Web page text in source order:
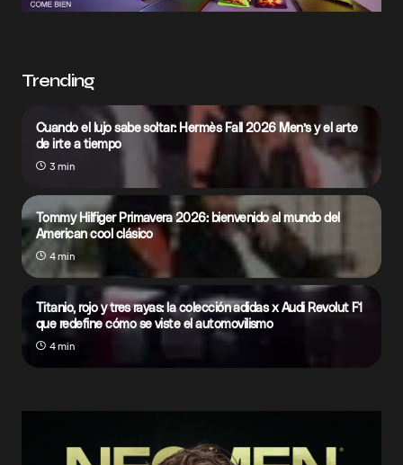
Trending
Cuando el lujo sabe soltar: Hermès Fall 2026 Men’s y el arte
de irte a tiempo
3 min
Tommy Hilfiger Primavera 2026: bienvenido al mundo del
American cool clásico
4 min
Titanio, rojo y tres rayas: la colección adidas x Audi Revolut F1
que redefine cómo se viste el automovilismo
4 min